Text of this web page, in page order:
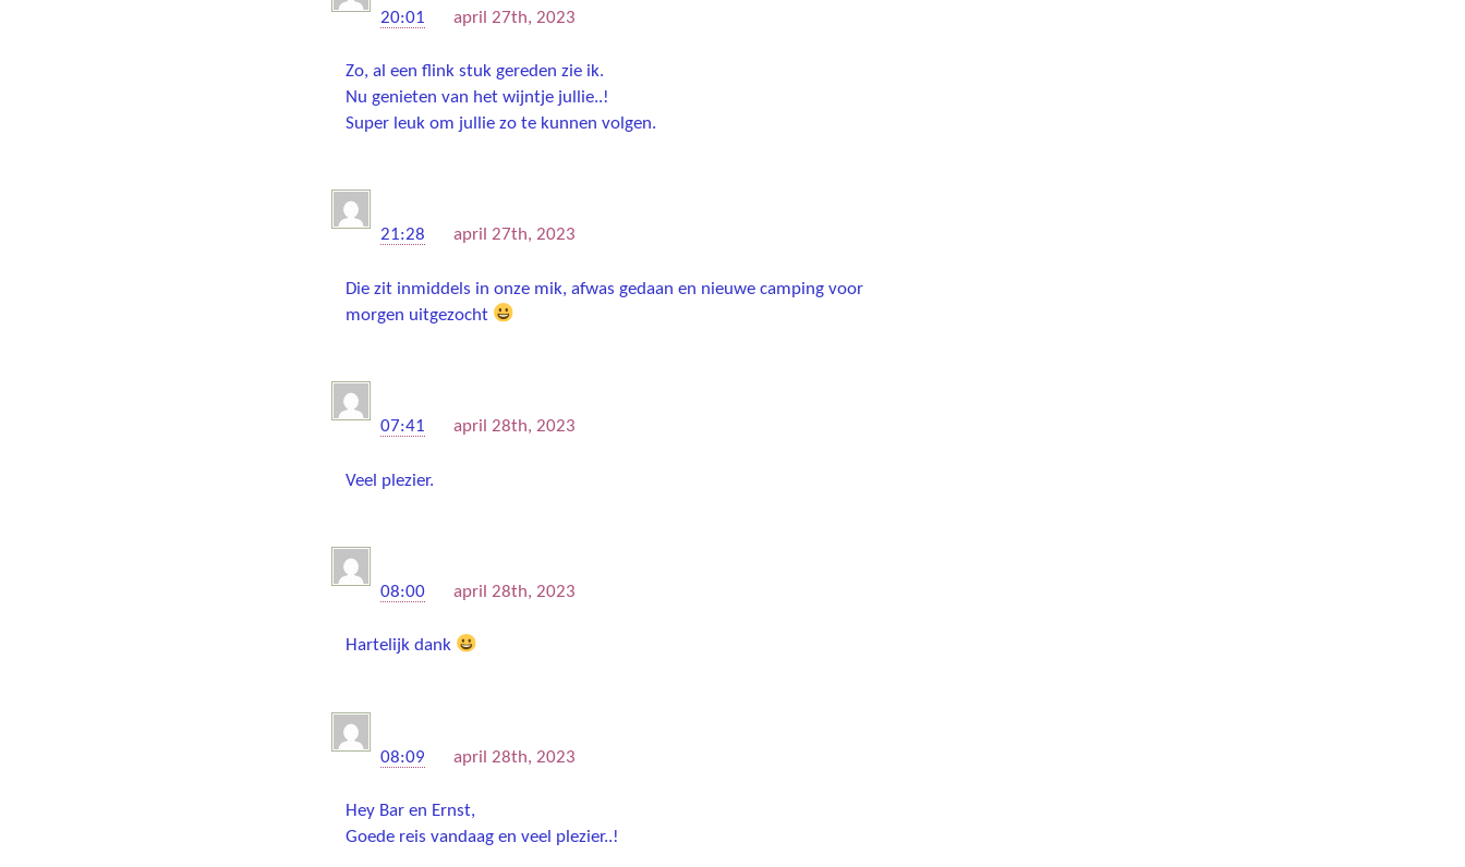
20:01 april 27th, 2023
Zo, al een flink stuk gereden zie ik.
Nu genieten van het wijntje jullie..!
Super leuk om jullie zo te kunnen volgen.
21:28 april 27th, 2023
Die zit inmiddels in onze mik, afwas gedaan en nieuwe camping voor
morgen uitgezocht
07:41 april 28th, 2023
Veel plezier.
08:00 april 28th, 2023
Hartelijk dank
08:09 april 28th, 2023
Hey Bar en Ernst,
Goede reis vandaag en veel plezier..!